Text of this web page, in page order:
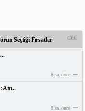
Seçtiği Fırsatlar Gizle
8 sa. önce
Am...
8 sa. önce